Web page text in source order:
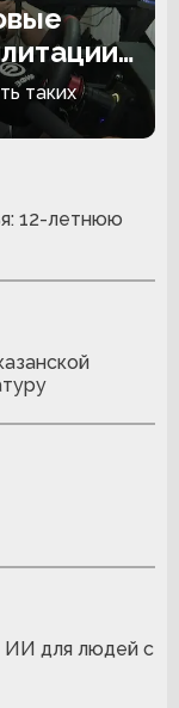
таких
12-летнюю
ИИ для людей с